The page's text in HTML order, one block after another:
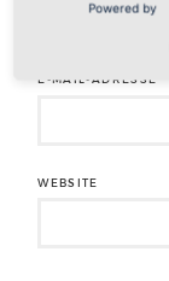
E-MAIL-ADRESSE
WEBSITE
Powered by